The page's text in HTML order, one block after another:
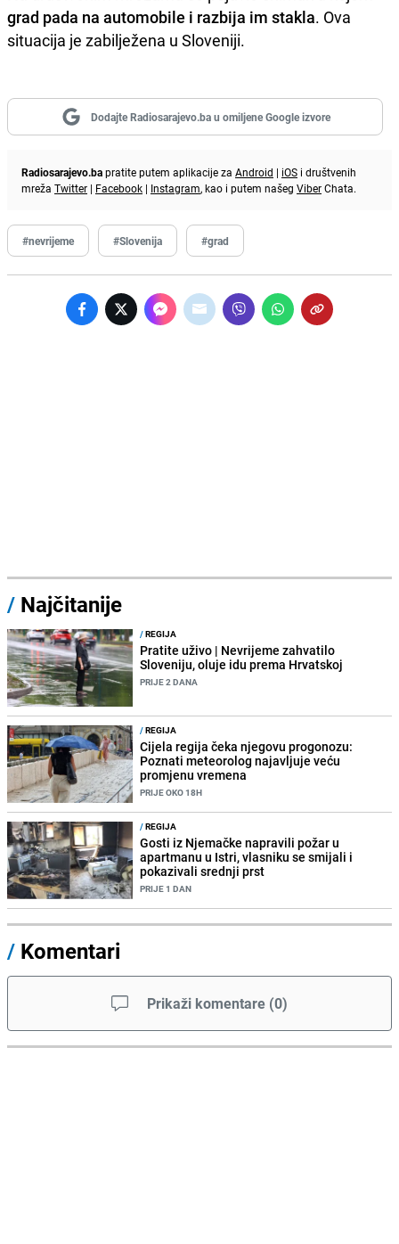
grad pada na automobile i razbija im stakla. Ova
situacija je zabilježena u Sloveniji.
Dodajte Radiosarajevo.ba u omiljene Google izvore
Radiosarajevo.bapratite putem aplikacije za Android | iOS i društvenih
mreža Twitter | Facebook | Instagram, kao i putem našeg ViberChata.
#nevrijeme #Slovenija #grad
/ Najčitanije
/REGIJA
Pratite uživo | Nevrijeme zahvatilo
Sloveniju, oluje idu prema Hrvatskoj
PRIJE 2 DANA
/REGIJA
Cijela regija čeka njegovu progonozu:
Poznati meteorolog najavljuje veću
promjenu vremena
PRIJE OKO 18H
/REGIJA
Gosti iz Njemačke napravili požar u
apartmanu u Istri, vlasniku se smijali i
pokazivali srednji prst
PRIJE 1 DAN
/ Komentari
Prikaži komentare (0)